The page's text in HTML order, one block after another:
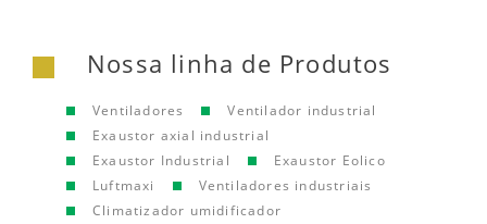
Nossa linha de Produtos
Ventiladores
Ventilador industrial
Exaustor axial industrial
Exaustor Industrial
Exaustor Eolico
Luftmaxi
Ventiladores industriais
Climatizador umidificador